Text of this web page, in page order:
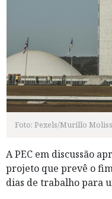
Foto: Pexels/Murillo
A PEC em discussão
projeto que prevê o
dias de trabalho para